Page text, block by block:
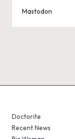
Mastodon
Doctorite
Recent News